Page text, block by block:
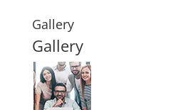
Gallery
Gallery